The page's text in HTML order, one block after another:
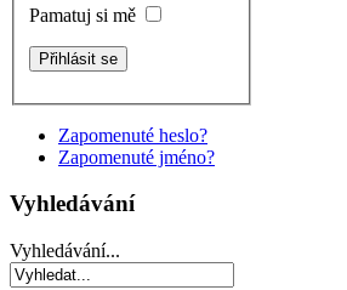
Pamatuj si mě
Zapomenuté heslo?
Zapomenuté jméno?
Vyhledávání
Vyhledávání...